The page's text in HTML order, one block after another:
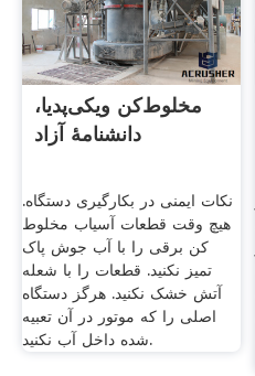
مخلوط‌کن ویکی‌پدیا،
دانشنامهٔ آزاد
نکات ایمنی در بکارگیری دستگاه.
هیچ وقت قطعات آسیاب مخلوط
کن برقی را با آب جوش پاک
تمیز نکنید. قطعات را با شعله
آتش خشک نکنید. هرگز دستگاه
اصلی را که موتور در آن تعبیه
شده داخل آب نکنید.